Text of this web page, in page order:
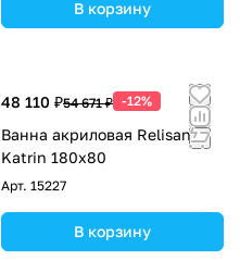
В корзину
48 110 ₽54 671 ₽ -12%
Ванна акриловая Relisan
Katrin 180х80
Арт. 15227
В корзину